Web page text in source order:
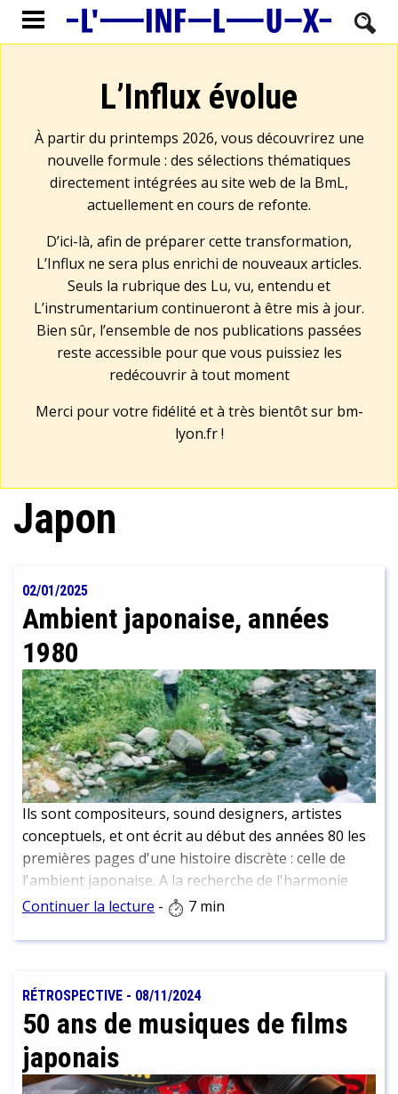
L’Influx évolue
À partir du printemps 2026, vous découvrirez une
nouvelle formule : des sélections thématiques
directement intégrées au site web de la BmL,
actuellement en cours de refonte.
D’ici-là, afin de préparer cette transformation,
L’Influx ne sera plus enrichi de nouveaux articles.
Seuls la rubrique des Lu, vu, entendu et
L’instrumentarium continueront à être mis à jour.
Bien sûr, l’ensemble de nos publications passées
reste accessible pour que vous puissiez les
redécouvrir à tout moment
Merci pour votre fidélité et à très bientôt sur bm-
lyon.fr!
Japon
02/01/2025
Ambient japonaise, années
1980
Ils sont compositeurs, sound designers, artistes
conceptuels, et ont écrit au début des années 80 les
premières pages d'une histoire discrète : celle de
l'ambient japonaise. A la recherche de l'harmonie
entre frénésie industrielle et nature apaisante.
Continuer la lecture - 7 min
RÉTROSPECTIVE - 08/11/2024
50 ans de musiques de films
japonais